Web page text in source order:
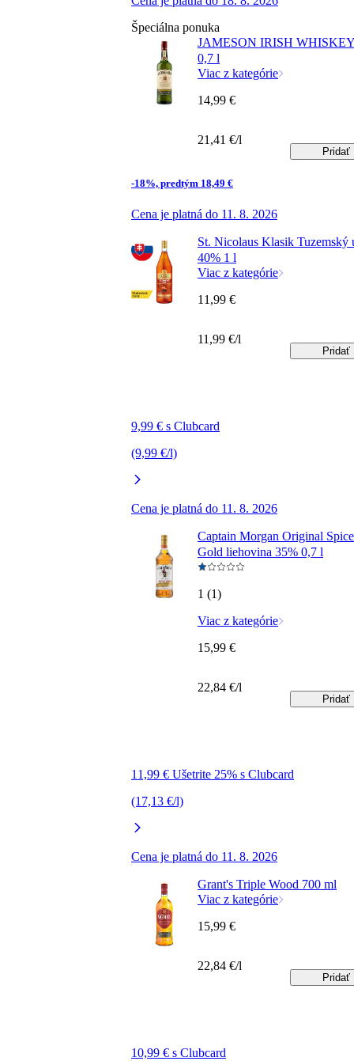
Špeciálna ponuka
JAMESON IRISH
0,7 l
Viac z kategórie
-18%, predtým 18,49 €
Cena je platná do 11. 8. 2026
14,99 €
21,41 €/l
Pridať
St. Nicolaus Klasik Tuzemský
40% 1 l
Viac z kategórie
9,99 € s Clubcard
(9,99 €/l)
Cena je platná do 11. 8. 2026
11,99 €
11,99 €/l
Pridať
Captain Morgan Original
Gold liehovina 35% 0,7 l
1 (1)
Viac z kategórie
11,99 € Ušetrite 25% s Clubcard
(17,13 €/l)
Cena je platná do 11. 8. 2026
15,99 €
22,84 €/l
Pridať
Grant's Triple Wood 700 ml
Viac z kategórie
10,99 € s Clubcard
15,99 €
22,84 €/l
Pridať